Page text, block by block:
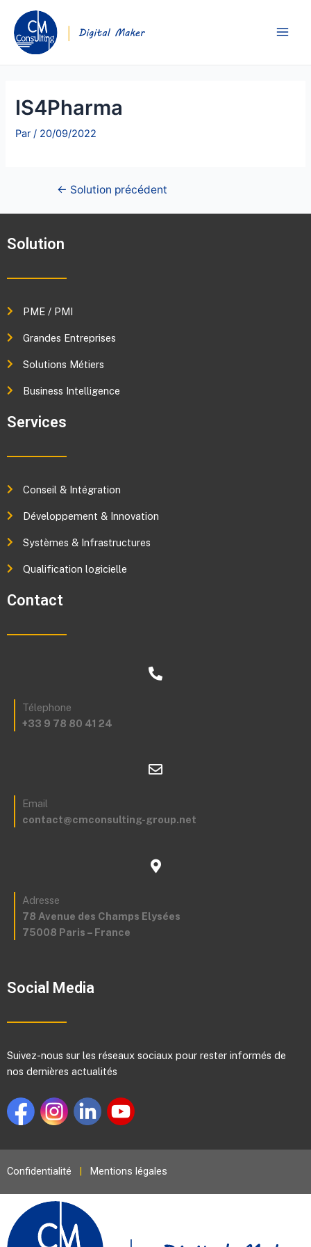
IS4Pharma
Par/ 20/09/2022
← Solution précédent
Solution
PME / PMI
Grandes Entreprises
Solutions Métiers
Business Intelligence
Services
Conseil & Intégration
Développement & Innovation
Systèmes & Infrastructures
Qualification logicielle
Contact
Télephone
+33 9 78 80 41 24
Email
contact@cmconsulting-group.net
Adresse
78 Avenue des Champs Elysées
75008 Paris – France
Social Media
Suivez-nous sur les réseaux sociaux pour rester informés de
nos dernières actualités
Confidentialité Mentions légales